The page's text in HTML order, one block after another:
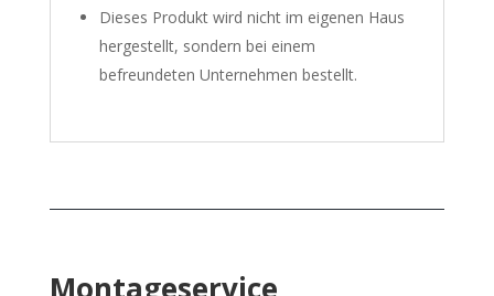
Dieses Produkt wird nicht im eigenen Haus
hergestellt, sondern bei einem
befreundeten Unternehmen bestellt.
Montageservice